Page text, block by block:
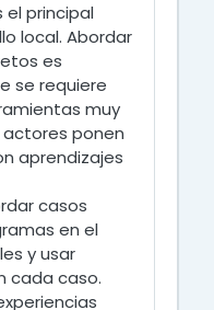
principal
local. Abordar
es
se requiere
muy
actores ponen
aprendizajes
casos
en el
y usar
cada caso.